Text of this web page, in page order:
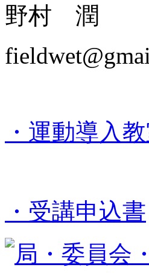
野村 潤
・運動導入
・受講申込書